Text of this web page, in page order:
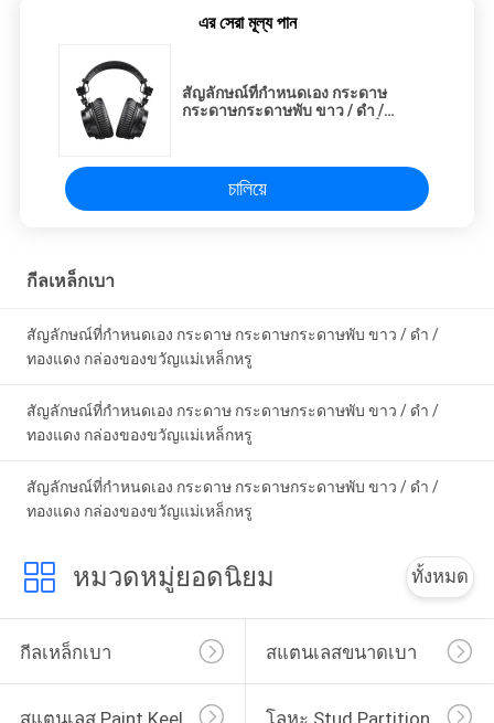
এর সেরা মূল্য পান
สัญลักษณ์ที่กําหนดเอง กระดาษ
กระดาษกระดาษพับ ขาว / ดํา /
চালিয়ে
กีลเหล็กเบา
สัญลักษณ์ที่กําหนดเอง กระดาษ กระดาษกระดาษพับ ขาว / ดํา /
ทองแดง กล่องของขวัญแม่เหล็กหรู
สัญลักษณ์ที่กําหนดเอง กระดาษ กระดาษกระดาษพับ ขาว / ดํา /
ทองแดง กล่องของขวัญแม่เหล็กหรู
สัญลักษณ์ที่กําหนดเอง กระดาษ กระดาษกระดาษพับ ขาว / ดํา /
ทองแดง กล่องของขวัญแม่เหล็กหรู
หมวดหมู่ยอดนิยม ทั้งหมด
กีลเหล็กเบา สแตนเลสขนาดเบา
สแตนเลส Paint Keel โลหะ Stud Partition